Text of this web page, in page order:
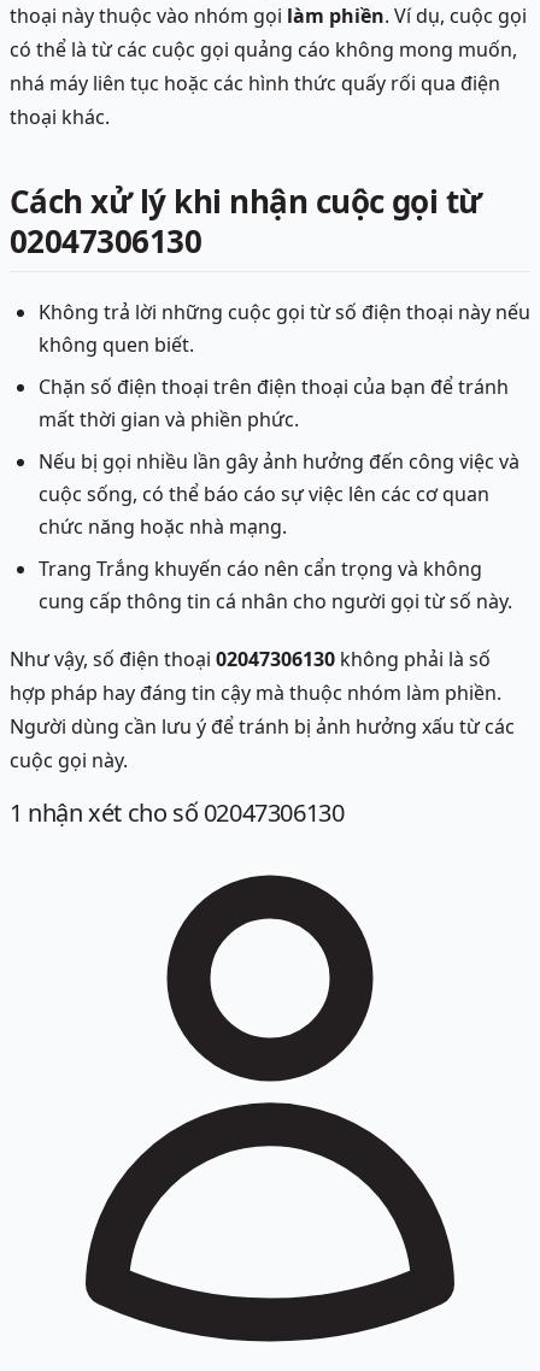
thoại này thuộc vào nhóm gọi làm phiền. Ví dụ, cuộc gọi
có thể là từ các cuộc gọi quảng cáo không mong muốn,
nhá máy liên tục hoặc các hình thức quấy rối qua điện
thoại khác.
Cách xử lý khi nhận cuộc gọi từ
02047306130
Không trả lời những cuộc gọi từ số điện thoại này nếu
không quen biết.
Chặn số điện thoại trên điện thoại của bạn để tránh
mất thời gian và phiền phức.
Nếu bị gọi nhiều lần gây ảnh hưởng đến công việc và
cuộc sống, có thể báo cáo sự việc lên các cơ quan
chức năng hoặc nhà mạng.
Trang Trắng khuyến cáo nên cẩn trọng và không
cung cấp thông tin cá nhân cho người gọi từ số này.
Như vậy, số điện thoại 02047306130 không phải là số
hợp pháp hay đáng tin cậy mà thuộc nhóm làm phiền.
Người dùng cần lưu ý để tránh bị ảnh hưởng xấu từ các
cuộc gọi này.
1 nhận xét cho số 02047306130